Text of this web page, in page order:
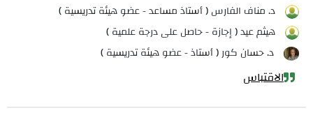
د. مناف الفارس ( أستاذ مساعد - عضو هيئة تدريسية )
هيثم عيد ( إجازة - حاصل على درجة علمية )
د. حسان كور ( أستاذ - عضو هيئة تدريسية )
الاقتباس